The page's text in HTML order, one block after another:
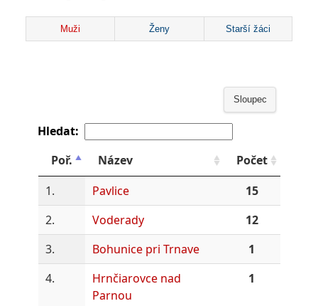
Muži Ženy Starší žáci
Sloupec
Hledat:
Poř.
Název
Počet
1.
Pavlice
15
2.
Voderady
12
3.
Bohunice pri Trnave
1
4.
Hrnčiarovce nad
Parnou
1